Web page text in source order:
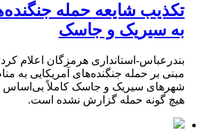
تکذیب شایعه حمله
به سیریک و جاسک
بندرعباس-استانداری هرمزگان اعلام
مبنی بر حمله جنگنده‌های آمریکایی به
شهرهای سیریک و جاسک کاملاً بی‌اساس
هیچ گونه حمله گزارش نشده است.